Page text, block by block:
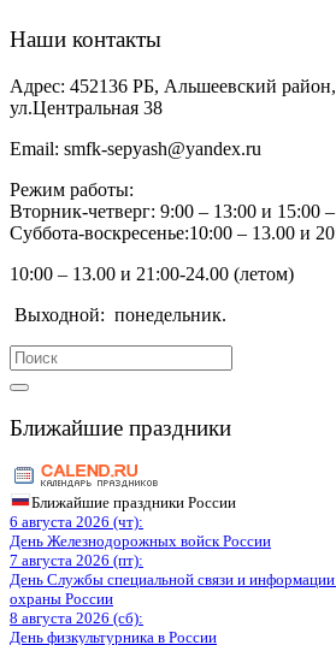
Наши контакты
Адрес: 452136 РБ, Альшеевский
ул.Центральная 38
Email: smfk-sepyash@yandex.ru
Режим работы:
Вторник-четверг: 9:00 – 13:00 и 15:00
Суббота-воскресенье:10:00 – 13.00 и
10:00 – 13.00 и 21:00-24.00 (летом)
Выходной: понедельник.
Search
for:
Ближайшие праздники
Ближайшие праздники России
6 августа 2026 (чт):
День Железнодорожных войск России
7 августа 2026 (пт):
День Службы специальной связи и
охраны России
8 августа 2026 (сб):
День физкультурника в России